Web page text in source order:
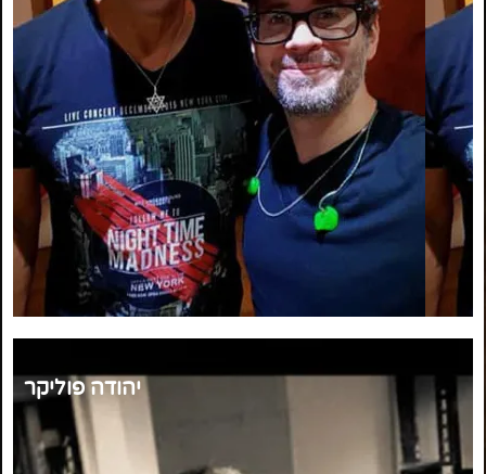
יהודה פוליקר